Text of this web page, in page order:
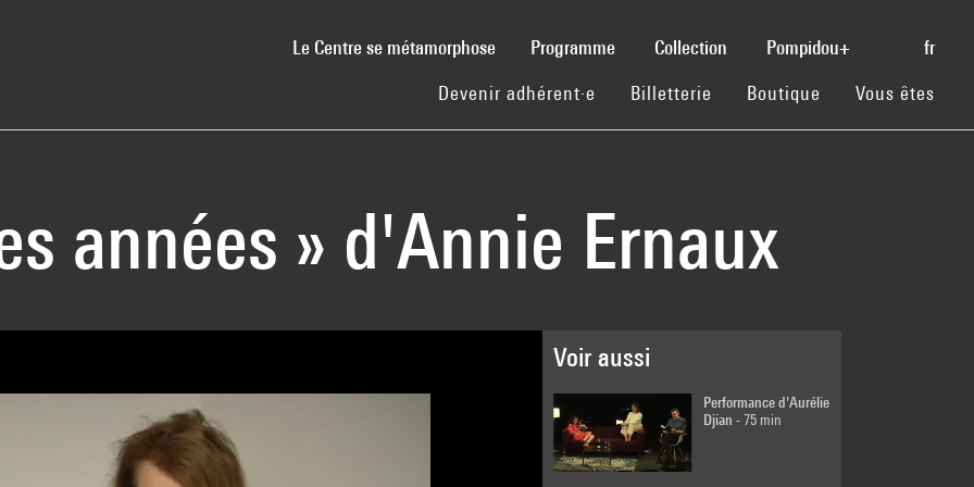
Le Centre se métamorphose(current)Programme Collection Pompidou+ fr
Devenir adhérent·e (current)
Billetterie (current)
Boutique (current)
Vous êtes
années » d'Annie Ernaux
Voir aussi
Performance d'Aurélie
Djian - 75 min